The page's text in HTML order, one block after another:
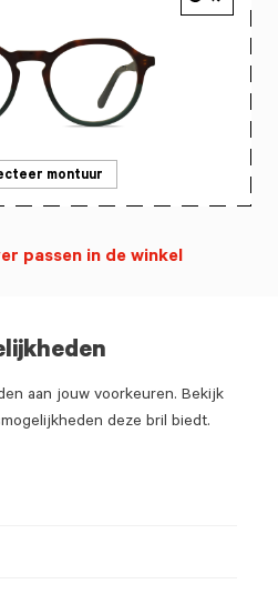
aan jouw voorkeuren. Bekijk
deze bril biedt.
montuur
passen in de winkel